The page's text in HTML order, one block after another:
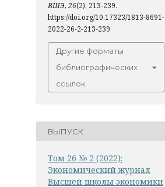
ВШЭ, 26(2), 213-239.
https://doi.org/10.17323/1813-8691-
2022-26-2-213-239
Другие форматы
библиографических
ссылок
ВЫПУСК
Том 26 № 2 (2022):
Экономический журнал
Высшей школы экономики